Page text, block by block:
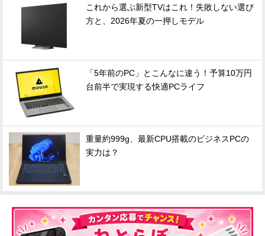
これから選ぶ新型TVはこれ！失敗しない選び
方と、2026年夏の一押しモデル
「5年前のPC」とこんなに違う！予算10万円
台前半で実現する快適PCライフ
重量約999g、最新CPU搭載のビジネスPCの
実力は？